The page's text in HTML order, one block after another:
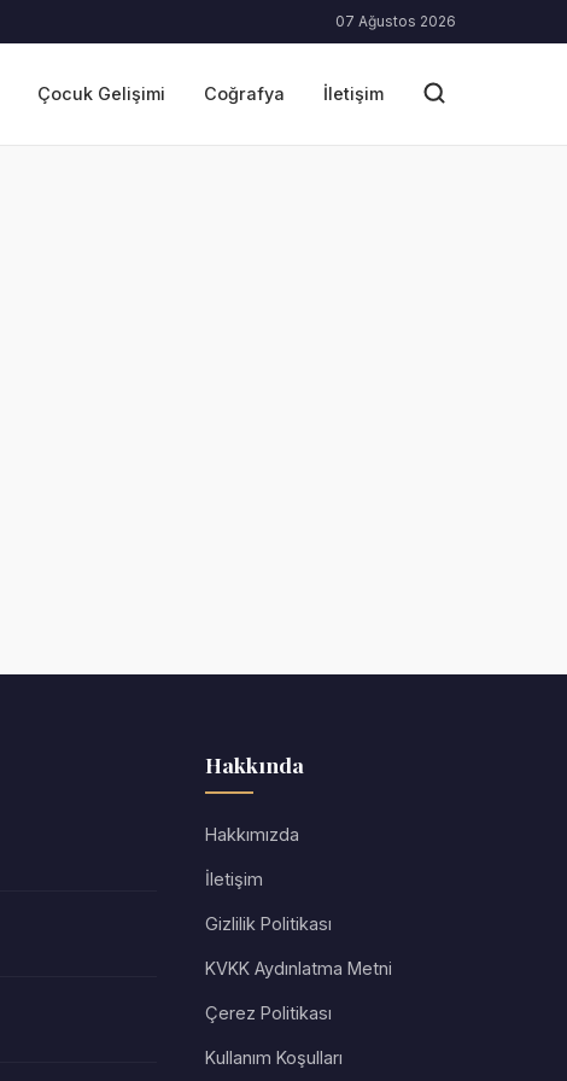
07 Ağustos 2026
Çocuk Gelişimi Coğrafya İletişim
Hakkında
Hakkımızda
İletişim
Gizlilik Politikası
KVKK Aydınlatma Metni
Çerez Politikası
Kullanım Koşulları